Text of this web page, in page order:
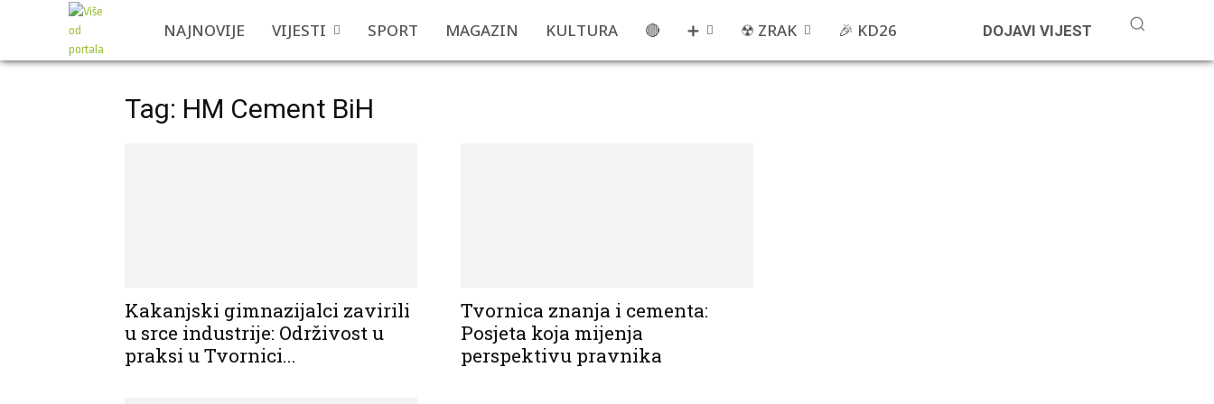
NAJNOVIJE VIJESTI SPORT MAGAZIN KULTURA 🔴 ➕ ☢ ZRAK 🎉 KD26 DOJAVI VIJEST
Tag: HM Cement BiH
Kakanjski gimnazijalci zavirili
u srce industrije: Održivost u
praksi u Tvornici...
Tvornica znanja i cementa:
Posjeta koja mijenja
perspektivu pravnika